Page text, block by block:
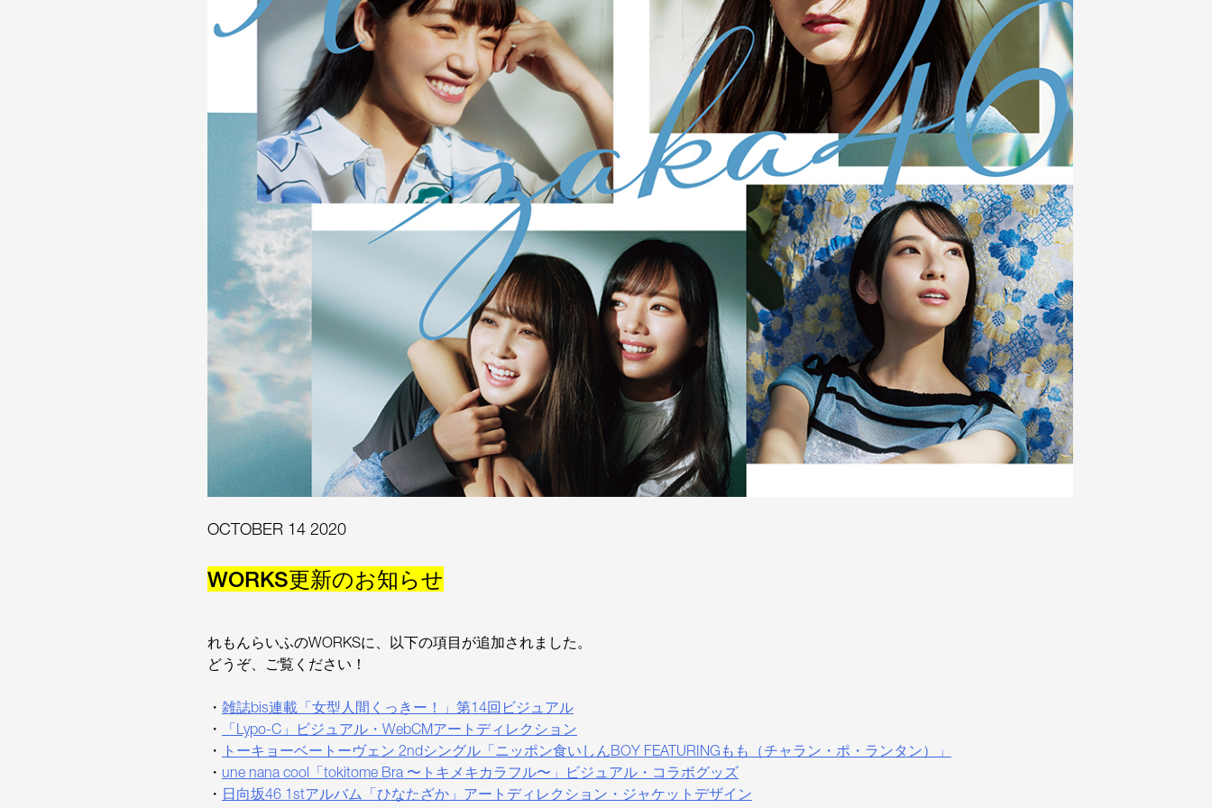
OCTOBER 14 2020
WORKS更新のお知らせ
れもんらいふのWORKSに、以下の項目が追加されました。
どうぞ、ご覧ください！
・ 雑誌bis連載「女型人間くっきー！」第14回ビジュアル
・
「Lypo-C」ビジュアル・WebCMアートディレクション
・
トーキョーベートーヴェン 2ndシングル「ニッポン食いしんBOY FEATURINGもも（チャラン・ポ・ランタン）」
・ une nana cool「tokitome Bra 〜トキメキカラフル〜」ビジュアル・コラボグッズ
・ 日向坂46 1stアルバム「ひなたざか」アートディレクション・ジャケットデザイン